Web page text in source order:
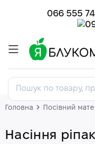
066 555
Головна Посівний
Насіння